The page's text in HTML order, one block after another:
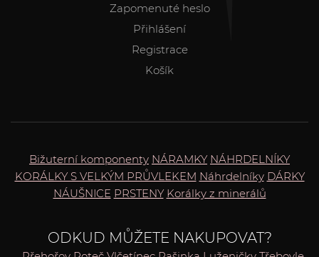
Zapomenuté heslo
Přihlášení
Registrace
Košík
Bižuterní komponenty NÁRAMKY NÁHRDELNÍKY
KORÁLKY S VELKÝM PRŮVLEKEM Náhrdelníky DÁRKY
NÁUŠNICE PRSTENY Korálky z minerálů
ODKUD MŮŽETE NAKUPOVAT?